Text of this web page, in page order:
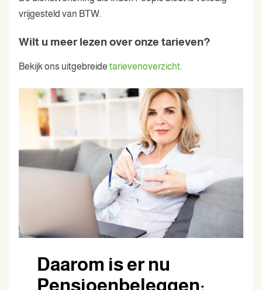
vrijgesteld van BTW.
Wilt u meer lezen over onze tarieven?
Bekijk ons uitgebreide tarievenoverzicht.
Daarom is er nu
Pensioenbeleggen: